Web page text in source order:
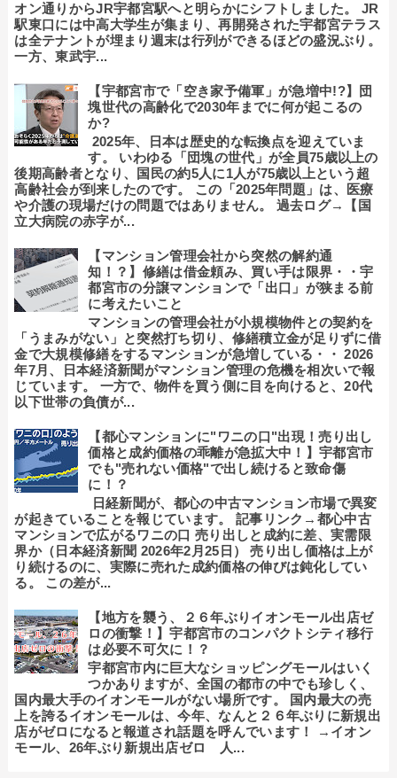
オン通りからJR宇都宮駅へと明らかにシフトしました。 JR
駅東口には中高大学生が集まり、再開発された宇都宮テラス
は全テナントが埋まり週末は行列ができるほどの盛況ぶり。
一方、東武宇...
【宇都宮市で「空き家予備軍」が急増中!?】団
塊世代の高齢化で2030年までに何が起こるの
か?
2025年、日本は歴史的な転換点を迎えていま
す。 いわゆる「団塊の世代」が全員75歳以上の
後期高齢者となり、国民の約5人に1人が75歳以上という超
高齢社会が到来したのです。 この「2025年問題」は、医療
や介護の現場だけの問題ではありません。 過去ログ→【国
立大病院の赤字が...
【マンション管理会社から突然の解約通
知！？】修繕は借金頼み、買い手は限界・・宇
都宮市の分譲マンションで「出口」が狭まる前
に考えたいこと
マンションの管理会社が小規模物件との契約を
「うまみがない」と突然打ち切り、修繕積立金が足りずに借
金で大規模修繕をするマンションが急増している・・ 2026
年7月、日本経済新聞がマンション管理の危機を相次いで報
じています。 一方で、物件を買う側に目を向けると、20代
以下世帯の負債が...
【都心マンションに"ワニの口"出現！売り出し
価格と成約価格の乖離が急拡大中！】宇都宮市
でも"売れない価格"で出し続けると致命傷
に！？
日経新聞が、都心の中古マンション市場で異変
が起きていることを報じています。 記事リンク→都心中古
マンションで広がるワニの口 売り出しと成約に差、実需限
界か（日本経済新聞 2026年2月25日） 売り出し価格は上が
り続けるのに、実際に売れた成約価格の伸びは鈍化してい
る。 この差が...
【地方を襲う、２６年ぶりイオンモール出店ゼ
ロの衝撃！】宇都宮市のコンパクトシティ移行
は必要不可欠に！？
宇都宮市内に巨大なショッピングモールはいく
つかありますが、全国の都市の中でも珍しく、
国内最大手のイオンモールがない場所です。 国内最大の売
上を誇るイオンモールは、今年、なんと２６年ぶりに新規出
店がゼロになると報道され話題を呼んでいます！ →イオン
モール、26年ぶり新規出店ゼロ 人...